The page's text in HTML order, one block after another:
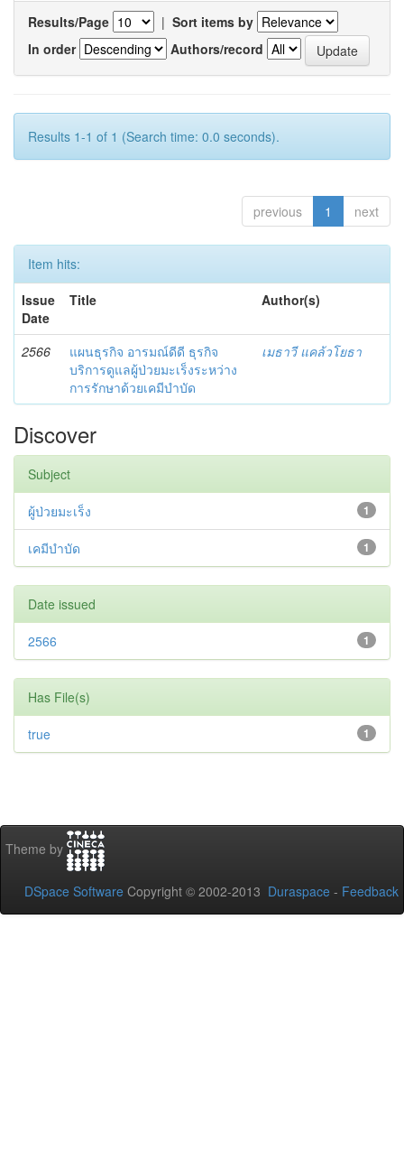
Results/Page | Sort items by
In order
Authors/record
Results 1-1 of 1 (Search time: 0.0 seconds).
previous 1 next
Item hits:
Issue
Date
Title Author(s)
2566
แผนธุรกิจ อารมณ์ดีดี ธุรกิจ
บริการดูแลผู้ป่วยมะเร็งระหว่าง
การรักษาด้วยเคมีบำบัด
เมธาวี แคล้วโยธา
Discover
Subject
1
ผู้ป่วยมะเร็ง
1
เคมีบำบัด
Date issued
1
2566
Has File(s)
1
true
Theme by
DSpace Software Copyright © 2002-2013 Duraspace - Feedback